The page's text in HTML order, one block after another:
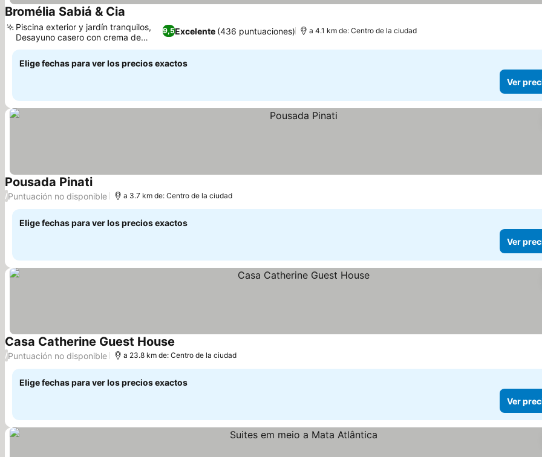
Bromélia Sabiá & Cia
9,5Excelente (436 puntuaciones)
Piscina exterior y jardín tranquilos,
Desayuno casero con crema de
aguacate
a 4.1 km de: Centro de la ciudad
Elige fechas para ver los precios exactos
Ver
Pousada Pinati
/Puntuación no disponible a 3.7 km de: Centro de la ciudad
Elige fechas para ver los precios exactos
Ver
Casa Catherine Guest House
/Puntuación no disponible a 23.8 km de: Centro de la ciudad
Elige fechas para ver los precios exactos
Ver